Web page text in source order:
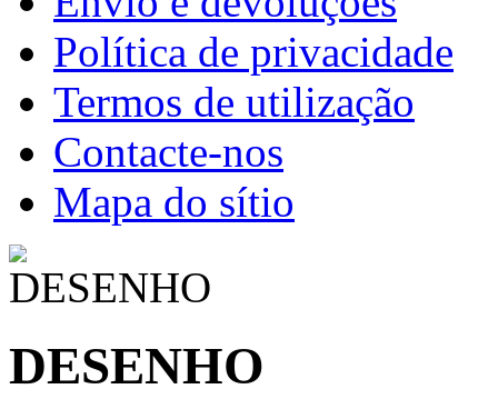
Política de privacidade
Termos de utilização
Contacte-nos
Mapa do sítio
DESENHO